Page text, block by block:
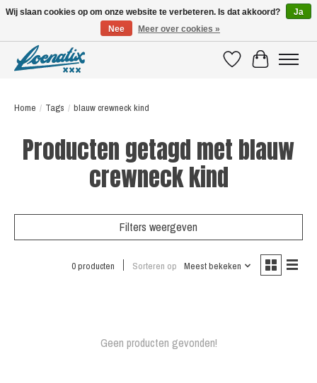
VerlanglijstWinkelwagen
Home / Tags / blauw crewneck kind
Producten getagd met blauw
crewneck kind
Filters weergeven
0 producten Sorteren op Meest bekeken
Geen producten gevonden!
Wij slaan cookies op om onze website te verbeteren. Is dat akkoord?
Ja
Nee
Meer over cookies »